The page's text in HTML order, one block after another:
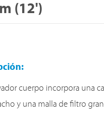
(12')
cuerpo incorpora una
y una malla de filtro